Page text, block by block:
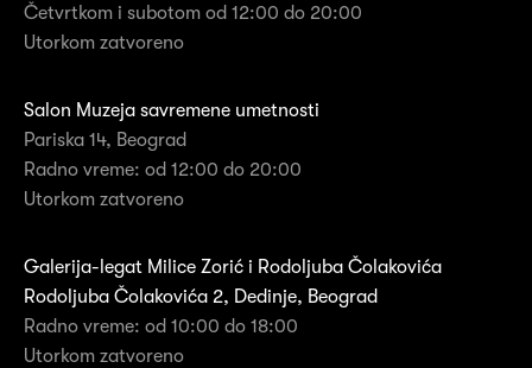
Četvrtkom i subotom od 12:00 do 20:00
Utorkom zatvoreno
Salon Muzeja savremene umetnosti
Pariska 14, Beograd
Radno vreme: od 12:00 do 20:00
Utorkom zatvoreno
Galerija-legat Milice Zorić i Rodoljuba Čolakovića
Rodoljuba Čolakovića 2, Dedinje, Beograd
Radno vreme: od 10:00 do 18:00
Utorkom zatvoreno